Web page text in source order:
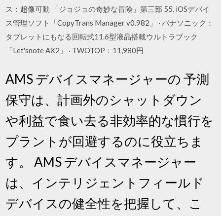
ス：超像可動 「ジョジョの奇妙な冒険」第三部 55. iOSデバイ
ス管理ソフト「CopyTrans Manager v0.982」 · パナソニック：
タブレットにもなる回転式11.6型液晶搭載ウルトラブック
「Let'snote AX2」 · TWOTOP：11,980円
AMS デバイスマネージャーの 予測
保守は、計画外のシャットダウン
や利益で食い去る非効率的な慣行を
プラントが回避するのに役立ちま
す。 AMS デバイスマネージャー
は、インテリジェントフィールド
デバイスの健全性を把握して、こ